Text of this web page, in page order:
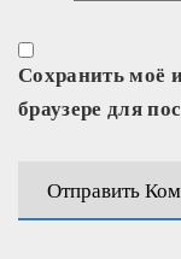
Сохранить моё
браузере для